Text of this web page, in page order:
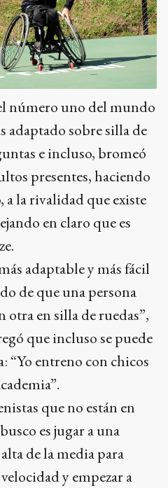
número uno del mundo
adaptado sobre silla de
e incluso, bromeó
presentes, haciendo
a la rivalidad que existe
en claro que es
adaptable y más fácil
de que una persona
otra en silla de ruedas”,
que incluso se puede
“Yo entreno con chicos
que no están en
es jugar a una
de la media para
y empezar a